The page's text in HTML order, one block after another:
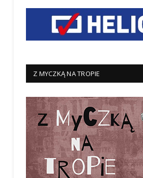
Z MYCZKĄ NA TROPIE